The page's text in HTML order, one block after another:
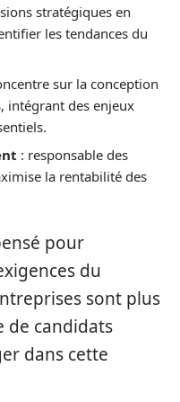
stratégiques en
les tendances du
sur la conception
intégrant des enjeux
: responsable des
la rentabilité des
pour
du
sont plus
de candidats
dans cette